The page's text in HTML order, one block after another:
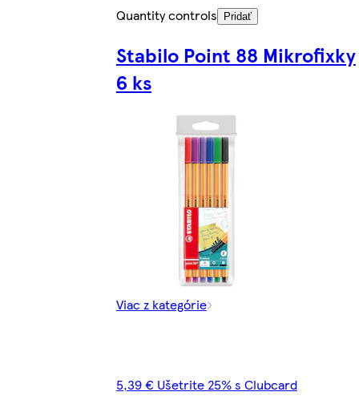
Quantity controls
Pridať
Stabilo Point 88 Mikrofixky
6 ks
Viac z kategórie
5,39 € Ušetrite 25% s Clubcard